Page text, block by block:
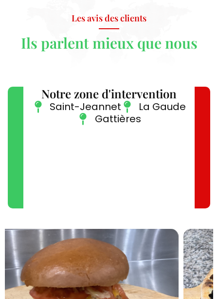
Les avis des clients
Ils parlent mieux que nous
Notre zone d'intervention
Saint-Jeannet
La Gaude
Gattières